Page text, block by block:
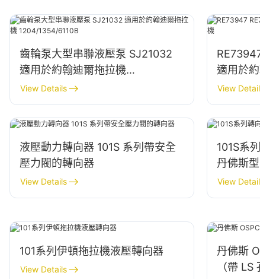
齒輪泵大型串聯液壓泵 SJ21032
適用於約翰迪爾拖拉機
1204/1354/6110B
View Details
適用於
View
液壓動力轉向器 101S 系列帶安全
壓力閥的轉向器
View Details
101S系
丹佛斯型
View
101系列伊頓拖拉機液壓轉向器
View Details
丹佛斯
（帶 LS